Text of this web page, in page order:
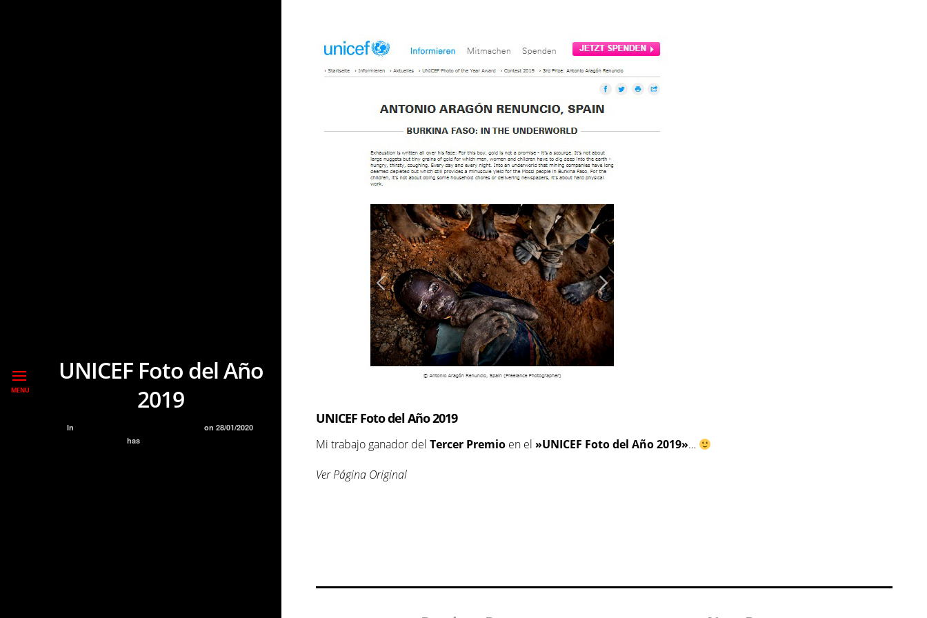
MENU
UNICEF Foto del Año
2019
In on 28/01/2020
has
UNICEF Foto del Año 2019
Mi trabajo ganador del Tercer Premio en el »UNICEF Foto del Año 2019»…
Ver Página Original